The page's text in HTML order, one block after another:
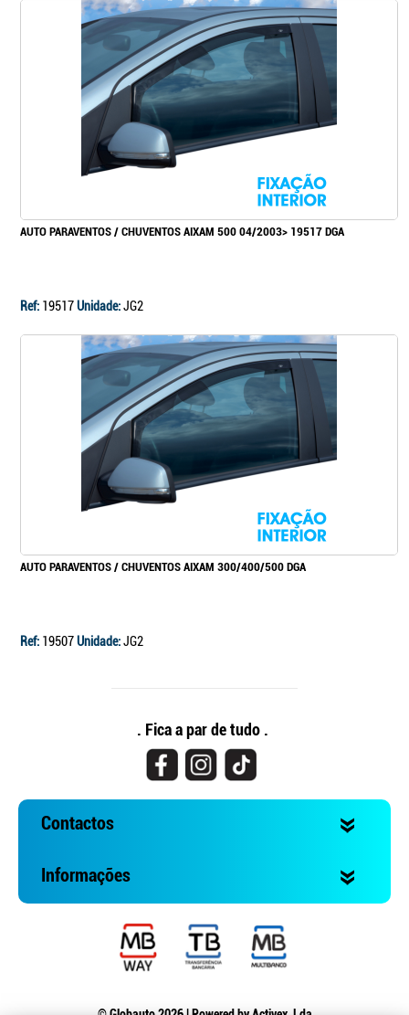
AUTO PARAVENTOS / CHUVENTOS AIXAM 500 04/2003> 19517 DGA
Ref: 19517Unidade:JG2
AUTO PARAVENTOS / CHUVENTOS AIXAM 300/400/500 DGA
Ref: 19507Unidade:JG2
. Fica a par de tudo .
Contactos
Informações